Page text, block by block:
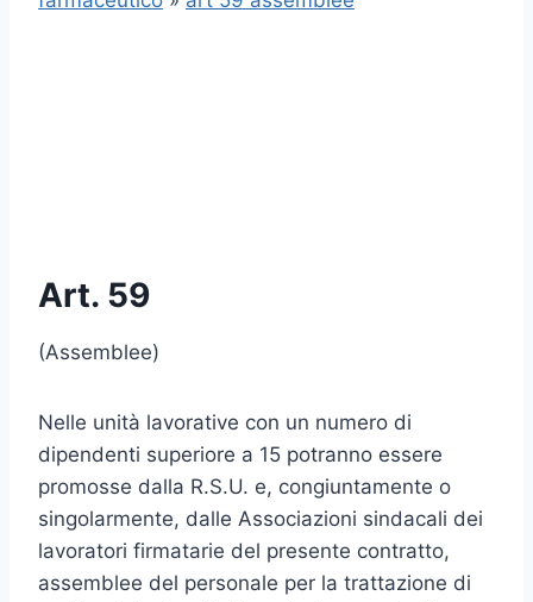
Art. 59
(Assemblee)
Nelle unità lavorative con un numero di
dipendenti superiore a 15 potranno essere
promosse dalla R.S.U. e, congiuntamente o
singolarmente, dalle Associazioni sindacali dei
lavoratori firmatarie del presente contratto,
assemblee del personale per la trattazione di